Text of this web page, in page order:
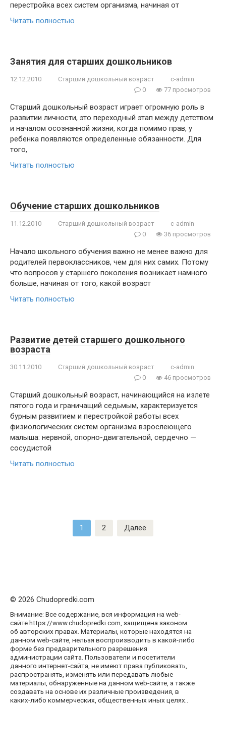
перестройка всех систем организма, начиная от
Читать полностью
Занятия для старших дошкольников
12.12.2010 Старший дошкольный возраст
c-admin
0
77 просмотров
Старший дошкольный возраст играет огромную роль в
развитии личности, это переходный этап между детством
и началом осознанной жизни, когда помимо прав, у
ребенка появляются определенные обязанности. Для
того,
Читать полностью
Обучение старших дошкольников
11.12.2010 Старший дошкольный возраст
c-admin
0
36 просмотров
Начало школьного обучения важно не менее важно для
родителей первоклассников, чем для них самих. Потому
что вопросов у старшего поколения возникает намного
больше, начиная от того, какой возраст
Читать полностью
Развитие детей старшего дошкольного
возраста
30.11.2010 Старший дошкольный возраст
c-admin
0
46 просмотров
Старший дошкольный возраст, начинающийся на излете
пятого года и граничащий седьмым, характеризуется
бурным развитием и перестройкой работы всех
физиологических систем организма взрослеющего
малыша: нервной, опорно-двигательной, сердечно —
сосудистой
Читать полностью
1 2 Далее
© 2026 Chudopredki.com
Внимание: Все содержание, вся информация на web-
сайте https://www.chudopredki.com, защищена законом
об авторских правах. Материалы, которые находятся на
данном web-сайте, нельзя воспроизводить в какой-либо
форме без предварительного разрешения
администрации сайта. Пользователи и посетители
данного интернет-сайта, не имеют права публиковать,
распространять, изменять или передавать любые
материалы, обнаруженные на данном web-сайте, а также
создавать на основе их различные произведения, в
каких-либо коммерческих, общественных иных целях..